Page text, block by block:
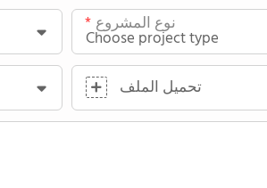
نوع المشروع
تحميل الملف